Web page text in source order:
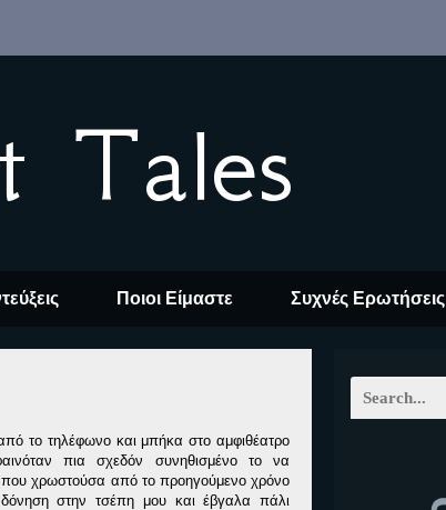
Tales
Ποιοι Είμαστε Συχνές Ερωτήσεις
το τηλέφωνο και μπήκα στο αμφιθέατρο
πια σχεδόν συνηθισμένο το να
χρωστούσα από το προηγούμενο χρόνο
στην τσέπη μου και έβγαλα πάλι